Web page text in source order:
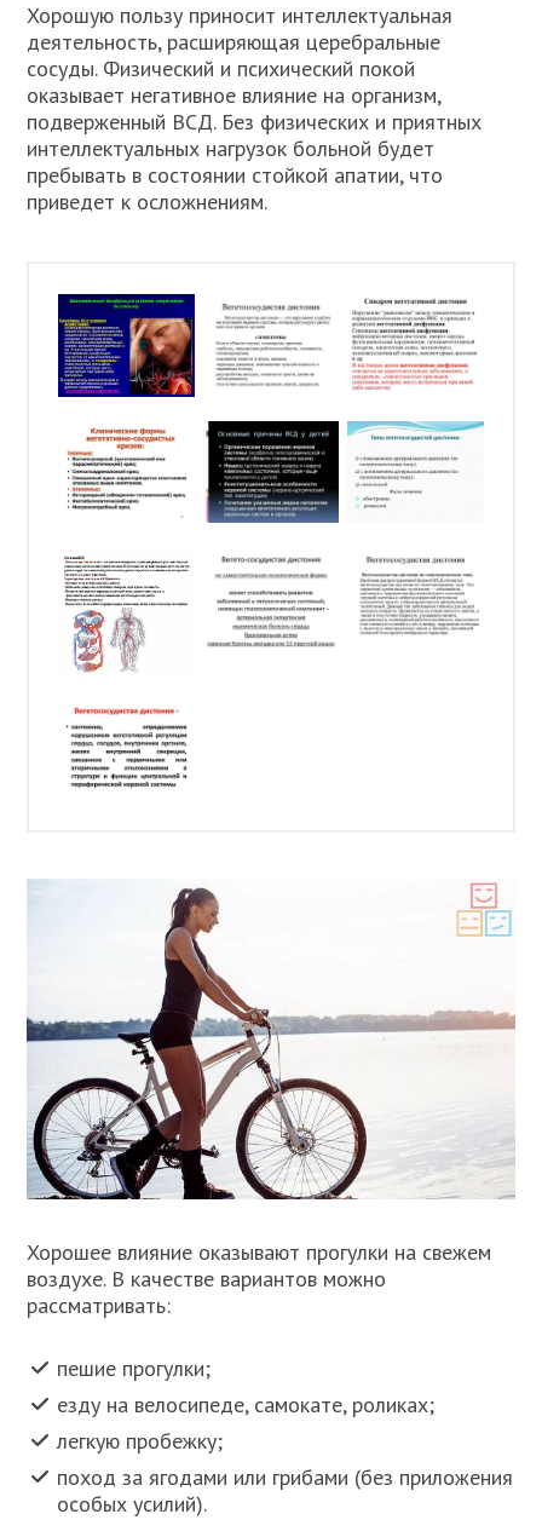
Хорошую пользу приносит интеллектуальная
деятельность, расширяющая церебральные
сосуды. Физический и психический покой
оказывает негативное влияние на организм,
подверженный ВСД. Без физических и приятных
интеллектуальных нагрузок больной будет
пребывать в состоянии стойкой апатии, что
приведет к осложнениям.
Хорошее влияние оказывают прогулки на свежем
воздухе. В качестве вариантов можно
рассматривать:
пешие прогулки;
езду на велосипеде, самокате, роликах;
легкую пробежку;
поход за ягодами или грибами (без приложения
особых усилий).